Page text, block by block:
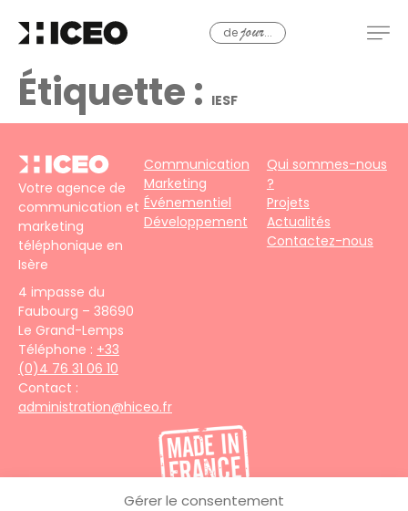
Gérer le consentement
dejour...
Étiquette : IESF
Votre agence de
communication et
marketing
téléphonique en
Isère
4 impasse du
Faubourg – 38690
Le Grand-Lemps
Téléphone : +33
(0)4 76 31 06 10
Contact :
administration@hiceo.fr
Communication
Marketing
Événementiel
Développement
Qui sommes-nous
?
Projets
Actualités
Contactez-nous